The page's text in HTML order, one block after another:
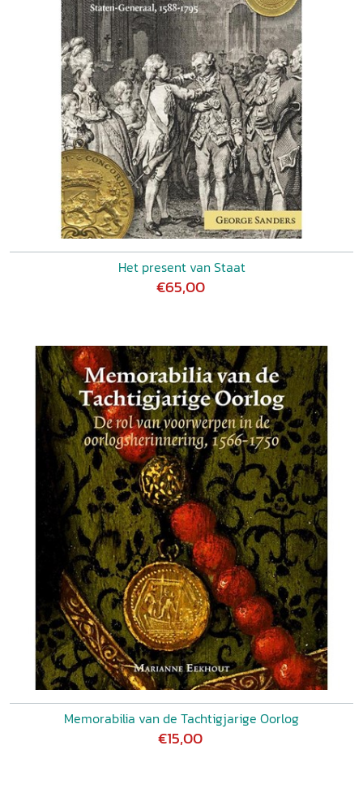
Het present van Staat
€65,00
Memorabilia van de Tachtigjarige Oorlog
€15,00